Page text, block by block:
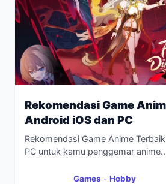
Rekomendasi Game
Android iOS dan PC
Rekomendasi Game Anime
PC untuk kamu penggemar
Games - Hobby